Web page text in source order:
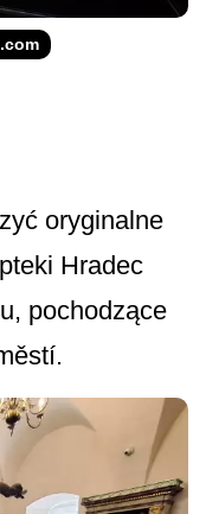
oryginalne
Hradec
pochodzące